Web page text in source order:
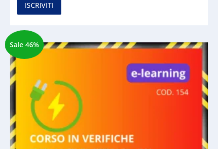
ISCRIVITI
Sale 46%